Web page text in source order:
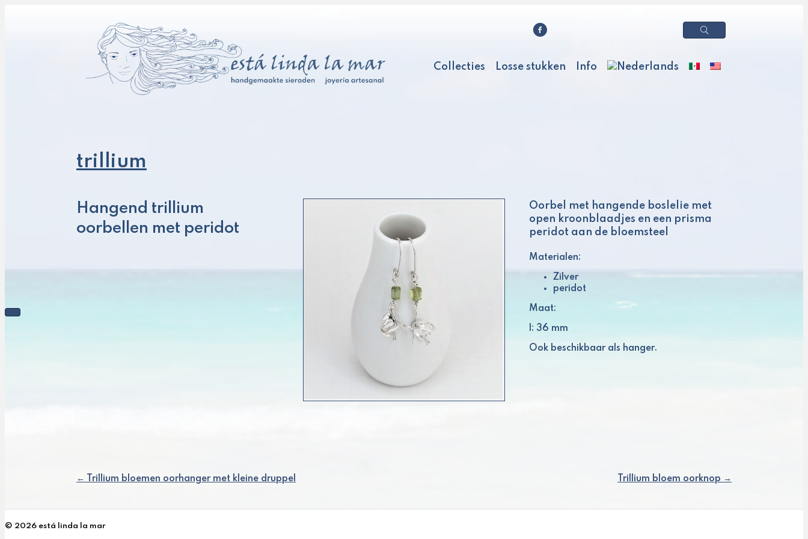
Collecties Losse stukken Info
trillium
Hangend trillium
oorbellen met peridot
Oorbel met hangende boslelie met
open kroonblaadjes en een prisma
peridot aan de bloemsteel
Materialen:
Zilver
peridot
Maat:
l: 36 mm
Ook beschikbaar als hanger.
Posts
navigation
← Trillium bloemen oorhanger met kleine druppel Trillium bloem oorknop →
© 2026 está linda la mar